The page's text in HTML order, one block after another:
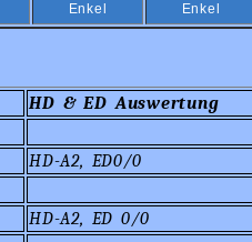
Enkel Enkel
HD & ED Auswertung
HD-A2, ED0/0
HD-A2, ED 0/0